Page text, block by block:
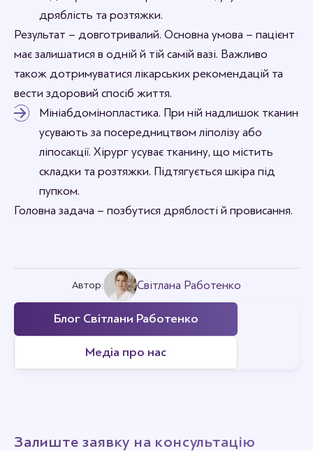
дряблість та розтяжки.
Результат – довготривалий. Основна умова – пацієнт
має залишатися в одній й тій самій вазі. Важливо
також дотримуватися лікарських рекомендацій та
вести здоровий спосіб життя.
Мініабдомінопластика. При ній надлишок тканин
усувають за посередництвом ліполізу або
ліпосакції. Хірург усуває тканину, що містить
складки та розтяжки. Підтягується шкіра під
пупком.
Головна задача – позбутися дряблості й провисання.
Автор: Світлана Работенко
Блог Світлани Работенко
Медіа про нас
Залиште заявку на консультацію